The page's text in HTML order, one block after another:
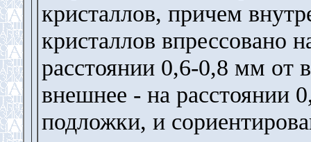
кристаллов, причем
кристаллов впрессовано
расстоянии 0,6-0,8 мм от
внешнее - на расстоянии
подложки, и